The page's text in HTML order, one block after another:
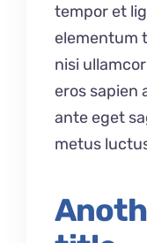
tempor et
elementum
nisi
eros sapien
ante eget
metus